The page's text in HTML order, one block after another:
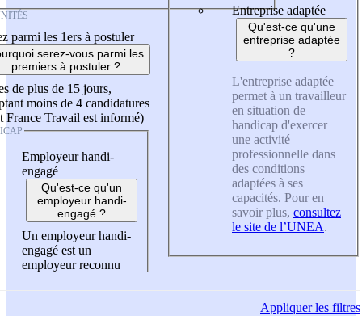
parmi les 1ers à postuler
serez-vous parmi les
premiers à postuler ?
de plus de 15 jours,
moins de 4 candidatures
France Travail est informé)
Employeur handi-
engagé
Qu'est-ce qu'un
employeur handi-
engagé ?
Un employeur handi-
engagé est un
employeur reconnu
Entreprise adaptée
Qu'est-ce qu'une
entreprise adaptée
?
L'entreprise adaptée
permet à un travailleur
en situation de
handicap d'exercer
une activité
professionnelle dans
des conditions
adaptées à ses
capacités. Pour en
savoir plus, consultez
le site de l’UNEA.
Appliquerles filtres